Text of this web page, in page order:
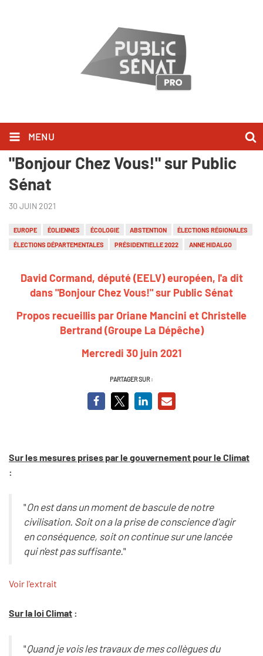
MENU
David Cormand l'a dit dans
"Bonjour Chez Vous!" sur Public
Sénat
30 JUIN 2021
EUROPE ÉOLIENNES ÉCOLOGIE ABSTENTION
ÉLECTIONS RÉGIONALES
ÉLECTIONS DÉPARTEMENTALES
PRÉSIDENTIELLE 2022 ANNE HIDALGO
David Cormand, député (EELV) européen, l'a dit
dans "Bonjour Chez Vous!" sur Public Sénat
Propos recueillis par Oriane Mancini et Christelle
Bertrand (Groupe La Dépêche)
Mercredi 30 juin 2021
PARTAGER SUR :
Sur les mesures prises par le gouvernement pour le Climat
:
"On est dans un moment de bascule de notre
civilisation. Soit on a la prise de conscience d'agir
en conséquence, soit on continue sur une lancée
qui n'est pas suffisante."
Voir l'extrait
Sur la loi Climat :
"Quand je vois les travaux de mes collègues du